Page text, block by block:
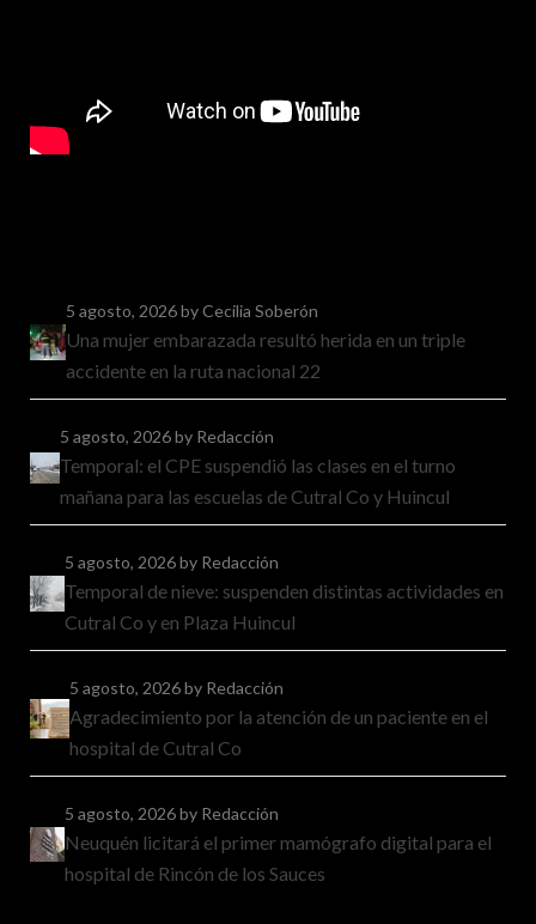
5 agosto, 2026by Cecilia Soberón
Una mujer embarazada resultó herida en un triple
accidente en la ruta nacional 22
5 agosto, 2026by Redacción
Temporal: el CPE suspendió las clases en el turno
mañana para las escuelas de Cutral Co y Huincul
5 agosto, 2026by Redacción
Temporal de nieve: suspenden distintas actividades en
Cutral Co y en Plaza Huincul
5 agosto, 2026by Redacción
Agradecimiento por la atención de un paciente en el
hospital de Cutral Co
5 agosto, 2026by Redacción
Neuquén licitará el primer mamógrafo digital para el
hospital de Rincón de los Sauces